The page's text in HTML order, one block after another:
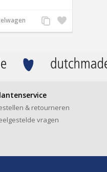
Zet
op
Voeg
toe
& retourneren
vragen